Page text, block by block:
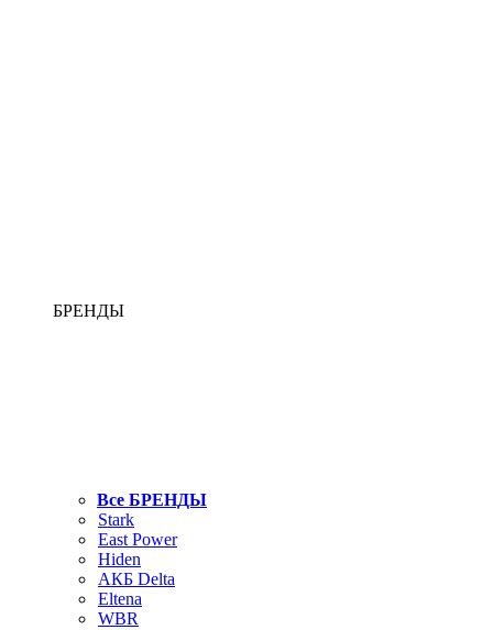
БРЕНДЫ
Все БРЕНДЫ
Stark
East Power
Hiden
АКБ Delta
Eltena
WBR